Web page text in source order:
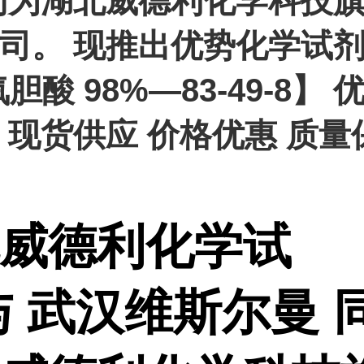
。 现推出优势化学试
胆酸 98%—83-49-8】
货供应 价格优惠 质量
德利化学试
武汉维斯尔曼